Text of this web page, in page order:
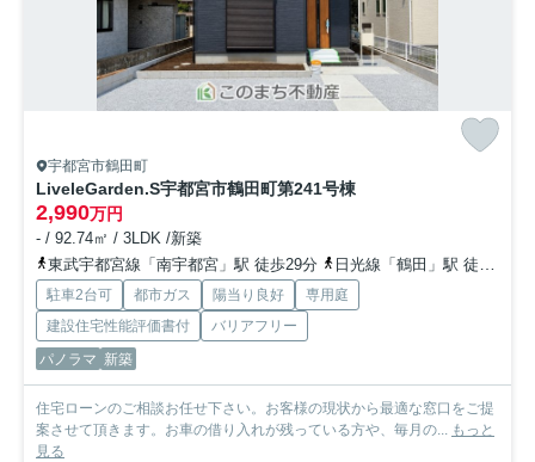
宇都宮市鶴田町
LiveleGarden.S宇都宮市鶴田町第241号棟
2,990万円
- / 92.74㎡ / 3LDK /新築
東武宇都宮線「南宇都宮」駅 徒歩29分
日光線「鶴田」駅 徒歩25分
駐車2台可 都市ガス 陽当り良好
専用庭
建設住宅性能評価書付
バリアフリー
パノラマ 新築
住宅ローンのご相談お任せ下さい。お客様の現状から最適な窓口をご提
案させて頂きます。お車の借り入れが残っている方や、毎月の... もっと
見る